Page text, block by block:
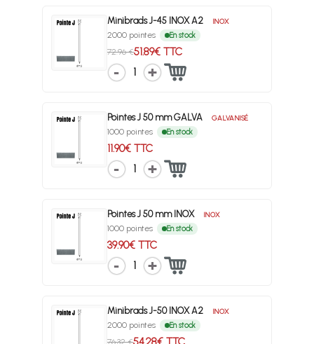
Minibrads J-45 INOX A2 INOX
2000 pointes En stock
72.96 €51.89€ TTC
1
Pointes J 50 mm GALVA GALVANISÉ
1000 pointes En stock
11.90€ TTC
1
Pointes J 50 mm INOX INOX
1000 pointes En stock
39.90€ TTC
1
Minibrads J-50 INOX A2 INOX
2000 pointes En stock
76.32 €